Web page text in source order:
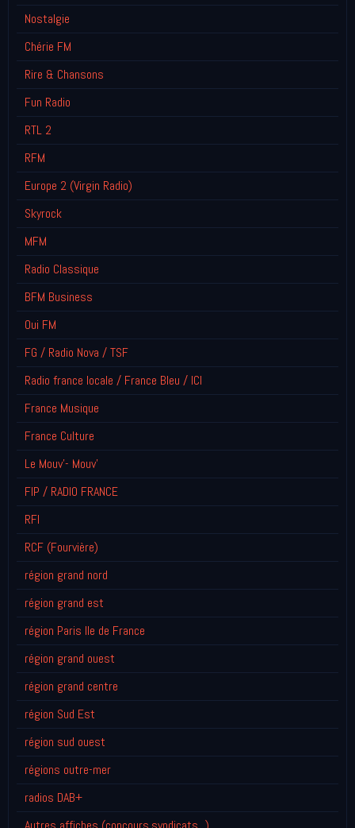
Nostalgie
Chérie FM
Rire & Chansons
Fun Radio
RTL 2
RFM
Europe 2 (Virgin Radio)
Skyrock
MFM
Radio Classique
BFM Business
Oui FM
FG / Radio Nova / TSF
Radio france locale / France Bleu / ICI
France Musique
France Culture
Le Mouv'- Mouv'
FIP / RADIO FRANCE
RFI
RCF (Fourvière)
région grand nord
région grand est
région Paris Ile de France
région grand ouest
région grand centre
région Sud Est
région sud ouest
régions outre-mer
radios DAB+